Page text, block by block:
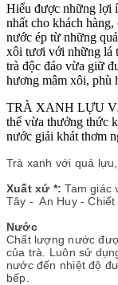
Hiểu được những lợi
nhất cho khách
nước ép từ những
xôi tươi với những lá
trà độc đáo vừa giữ
hương mâm xôi, phù
TRÀ XANH LỰU
thể vừa thưởng thức
nước giải khát thơm
Trà xanh với quả
Xuất xứ *: Tam giác
Tây - An Huy - Chiết
Nước
Chất lượng nước
của trà.
Luôn sử
nước đến nhiệt độ
bếp.